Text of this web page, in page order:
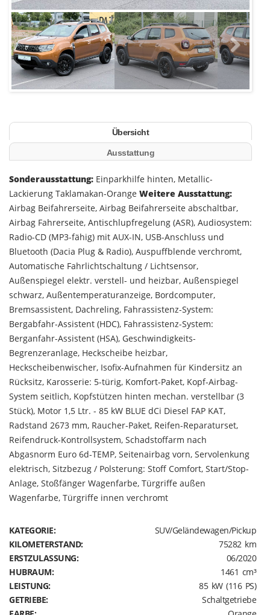
Next
Übersicht
Ausstattung
Sonderausstattung: Einparkhilfe hinten, Metallic-
Lackierung Taklamakan-Orange Weitere Ausstattung:
Airbag Beifahrerseite, Airbag Beifahrerseite abschaltbar,
Airbag Fahrerseite, Antischlupfregelung (ASR), Audiosystem:
Radio-CD (MP3-fähig) mit AUX-IN, USB-Anschluss und
Bluetooth (Dacia Plug & Radio), Auspuffblende verchromt,
Automatische Fahrlichtschaltung / Lichtsensor,
Außenspiegel elektr. verstell- und heizbar, Außenspiegel
schwarz, Außentemperaturanzeige, Bordcomputer,
Bremsassistent, Dachreling, Fahrassistenz-System:
Bergabfahr-Assistent (HDC), Fahrassistenz-System:
Berganfahr-Assistent (HSA), Geschwindigkeits-
Begrenzeranlage, Heckscheibe heizbar,
Heckscheibenwischer, Isofix-Aufnahmen für Kindersitz an
Rücksitz, Karosserie: 5-türig, Komfort-Paket, Kopf-Airbag-
System seitlich, Kopfstützen hinten mechan. verstellbar (3
Stück), Motor 1,5 Ltr. - 85 kW BLUE dCi Diesel FAP KAT,
Radstand 2673 mm, Raucher-Paket, Reifen-Reparaturset,
Reifendruck-Kontrollsystem, Schadstoffarm nach
Abgasnorm Euro 6d-TEMP, Seitenairbag vorn, Servolenkung
elektrisch, Sitzbezug / Polsterung: Stoff Comfort, Start/Stop-
Anlage, Stoßfänger Wagenfarbe, Türgriffe außen
Wagenfarbe, Türgriffe innen verchromt
KATEGORIE:
SUV/Geländewagen/Pickup
KILOMETERSTAND:
75282 km
ERSTZULASSUNG:
06/2020
HUBRAUM:
1461 cm³
LEISTUNG:
85 kW (116 PS)
GETRIEBE:
Schaltgetriebe